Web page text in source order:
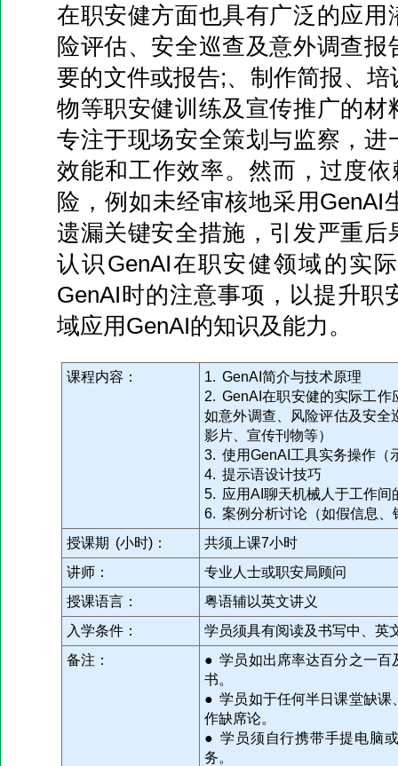
在职安健方面也具有广泛的应用
险评估、安全巡查及意外调查
要的文件或报告;、制作简报、
物等职安健训练及宣传推广的材
专注于现场安全策划与监察，进
效能和工作效率。然而，过度
险，例如未经审核地采用GenAI
遗漏关键安全措施，引发严重后
认识GenAI在职安健领域的实
GenAI时的注意事项，以提升职
域应用GenAI的知识及能力。
课程内容：
1. GenAI简介与技术原理
2. GenAI在职安健的实际工
如意外调查、风险评估及安
影片、宣传刊物等）
3. 使用GenAI工具实务操作（
4. 提示语设计技巧
5. 应用AI聊天机械人于工作间
6. 案例分析讨论（如假信息
授课期 (小时)：
共须上课7小时
讲师：
专业人士或职安局顾问
授课语言：
粤语辅以英文讲义
入学条件：
学员须具有阅读及书写中、英
备注：
● 学员如出席率达百分之一百
书。
● 学员如于任何半日课堂缺课
作缺席论。
● 学员须自行携带手提电脑
务。